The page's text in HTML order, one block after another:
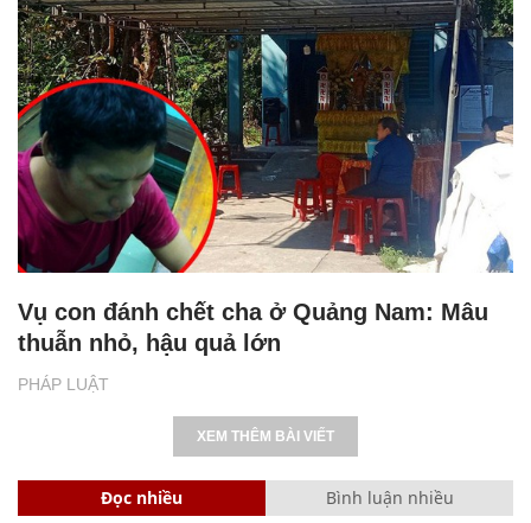
PHÁP LUẬT
Vụ con đánh chết cha ở Quảng Nam: Mâu
thuẫn nhỏ, hậu quả lớn
XEM THÊM BÀI VIẾT
Đọc nhiều Bình luận nhiều